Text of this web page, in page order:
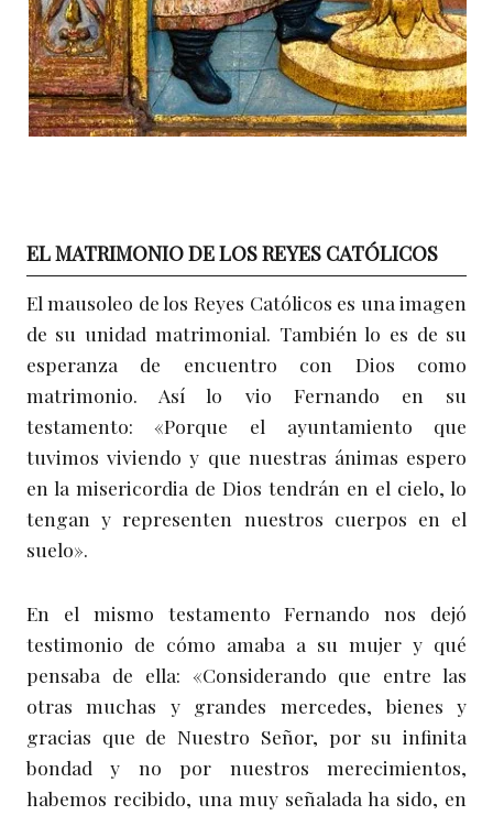
EL MATRIMONIO DE LOS REYES CATÓLICOS
El mausoleo de los Reyes Católicos es una imagen
de su unidad matrimonial. También lo es de su
esperanza de encuentro con Dios como
matrimonio. Así lo vio Fernando en su
testamento: «Porque el ayuntamiento que
tuvimos viviendo y que nuestras ánimas espero
en la misericordia de Dios tendrán en el cielo, lo
tengan y representen nuestros cuerpos en el
suelo».
En el mismo testamento Fernando nos dejó
testimonio de cómo amaba a su mujer y qué
pensaba de ella: «Considerando que entre las
otras muchas y grandes mercedes, bienes y
gracias que de Nuestro Señor, por su infinita
bondad y no por nuestros merecimientos,
habemos recibido, una muy señalada ha sido, en